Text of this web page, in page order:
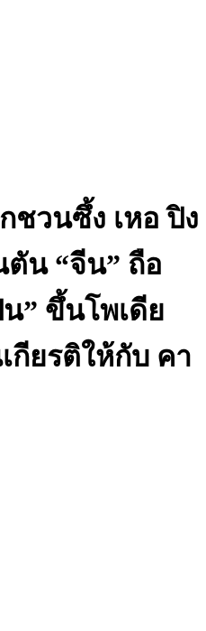
ชวนซึ้ง เหอ ปิง
น “จีน” ถือ
” ขึ้นโพเดีย
กียรติให้กับ คา